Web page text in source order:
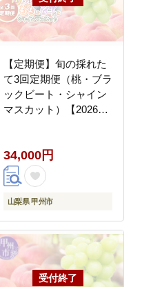
【定期便】旬の採れた
て3回定期便（桃・ブラ
ックビート・シャイン
マスカット）【2026年
34,000円
山梨県 甲州市